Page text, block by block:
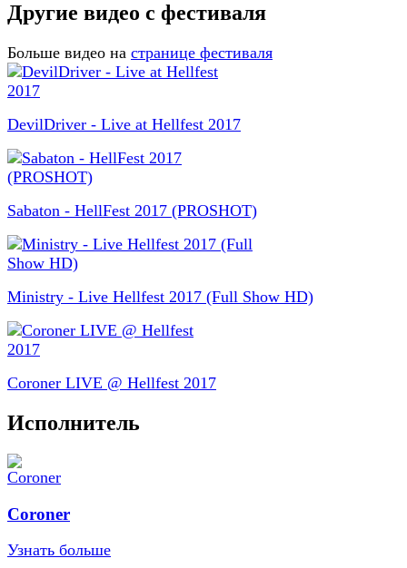
Другие видео с фестиваля
Больше видео на странице фестиваля
DevilDriver - Live at Hellfest 2017
Sabaton - HellFest 2017 (PROSHOT)
Ministry - Live Hellfest 2017 (Full Show HD)
Coroner LIVE @ Hellfest 2017
Исполнитель
Coroner
Узнать больше